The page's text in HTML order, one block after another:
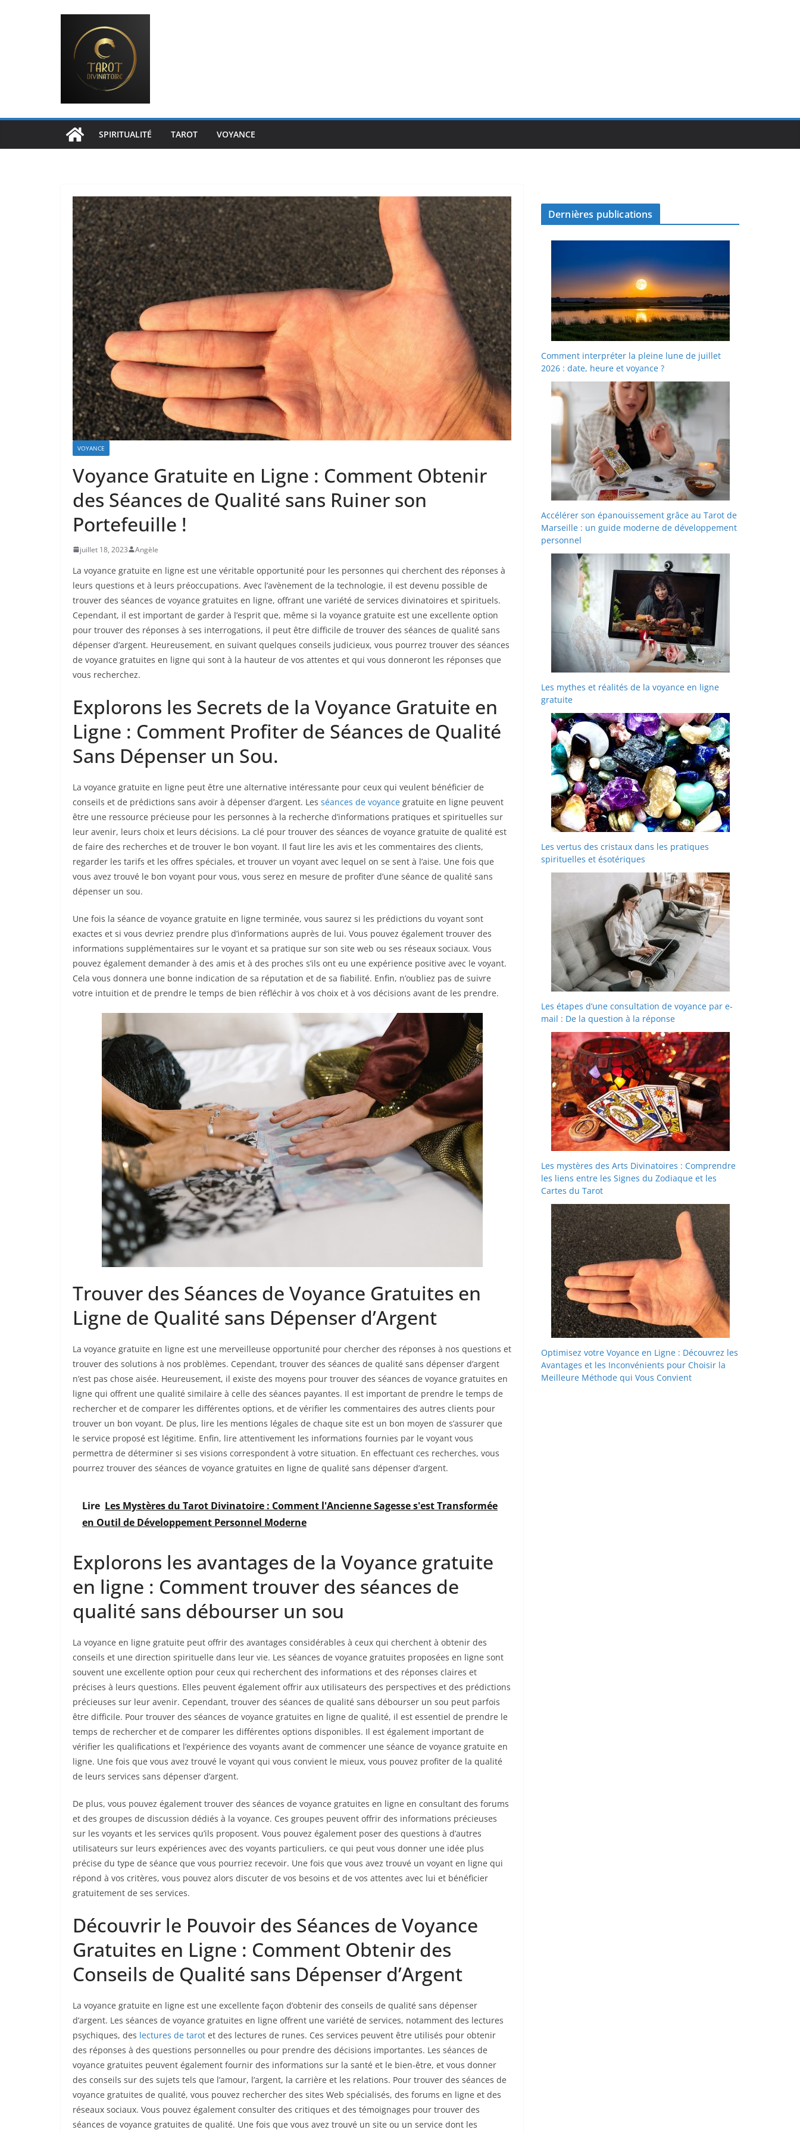
SPIRITUALITÉ TAROT VOYANCE
VOYANCE
Voyance Gratuite en Ligne : Comment Obtenir
des Séances de Qualité sans Ruiner son
Portefeuille !
juillet 18, 2023 Angèle
La voyance gratuite en ligne est une véritable opportunité pour les personnes qui cherchent des réponses à
leurs questions et à leurs préoccupations. Avec l’avènement de la technologie, il est devenu possible de
trouver des séances de voyance gratuites en ligne, offrant une variété de services divinatoires et spirituels.
Cependant, il est important de garder à l’esprit que, même si la voyance gratuite est une excellente option
pour trouver des réponses à ses interrogations, il peut être difficile de trouver des séances de qualité sans
dépenser d’argent. Heureusement, en suivant quelques conseils judicieux, vous pourrez trouver des séances
de voyance gratuites en ligne qui sont à la hauteur de vos attentes et qui vous donneront les réponses que
vous recherchez.
Explorons les Secrets de la Voyance Gratuite en
Ligne : Comment Profiter de Séances de Qualité
Sans Dépenser un Sou.
La voyance gratuite en ligne peut être une alternative intéressante pour ceux qui veulent bénéficier de
conseils et de prédictions sans avoir à dépenser d’argent. Les séances de voyance gratuite en ligne peuvent
être une ressource précieuse pour les personnes à la recherche d’informations pratiques et spirituelles sur
leur avenir, leurs choix et leurs décisions. La clé pour trouver des séances de voyance gratuite de qualité est
de faire des recherches et de trouver le bon voyant. Il faut lire les avis et les commentaires des clients,
regarder les tarifs et les offres spéciales, et trouver un voyant avec lequel on se sent à l’aise. Une fois que
vous avez trouvé le bon voyant pour vous, vous serez en mesure de profiter d’une séance de qualité sans
dépenser un sou.
Une fois la séance de voyance gratuite en ligne terminée, vous saurez si les prédictions du voyant sont
exactes et si vous devriez prendre plus d’informations auprès de lui. Vous pouvez également trouver des
informations supplémentaires sur le voyant et sa pratique sur son site web ou ses réseaux sociaux. Vous
pouvez également demander à des amis et à des proches s’ils ont eu une expérience positive avec le voyant.
Cela vous donnera une bonne indication de sa réputation et de sa fiabilité. Enfin, n’oubliez pas de suivre
votre intuition et de prendre le temps de bien réfléchir à vos choix et à vos décisions avant de les prendre.
Trouver des Séances de Voyance Gratuites en
Ligne de Qualité sans Dépenser d’Argent
La voyance gratuite en ligne est une merveilleuse opportunité pour chercher des réponses à nos questions et
trouver des solutions à nos problèmes. Cependant, trouver des séances de qualité sans dépenser d’argent
n’est pas chose aisée. Heureusement, il existe des moyens pour trouver des séances de voyance gratuites en
ligne qui offrent une qualité similaire à celle des séances payantes. Il est important de prendre le temps de
rechercher et de comparer les différentes options, et de vérifier les commentaires des autres clients pour
trouver un bon voyant. De plus, lire les mentions légales de chaque site est un bon moyen de s’assurer que
le service proposé est légitime. Enfin, lire attentivement les informations fournies par le voyant vous
permettra de déterminer si ses visions correspondent à votre situation. En effectuant ces recherches, vous
pourrez trouver des séances de voyance gratuites en ligne de qualité sans dépenser d’argent.
Lire Les Mystères du Tarot Divinatoire : Comment l'Ancienne Sagesse s'est Transformée
en Outil de Développement Personnel Moderne
Explorons les avantages de la Voyance gratuite
en ligne : Comment trouver des séances de
qualité sans débourser un sou
La voyance en ligne gratuite peut offrir des avantages considérables à ceux qui cherchent à obtenir des
conseils et une direction spirituelle dans leur vie. Les séances de voyance gratuites proposées en ligne sont
souvent une excellente option pour ceux qui recherchent des informations et des réponses claires et
précises à leurs questions. Elles peuvent également offrir aux utilisateurs des perspectives et des prédictions
précieuses sur leur avenir. Cependant, trouver des séances de qualité sans débourser un sou peut parfois
être difficile. Pour trouver des séances de voyance gratuites en ligne de qualité, il est essentiel de prendre le
temps de rechercher et de comparer les différentes options disponibles. Il est également important de
vérifier les qualifications et l’expérience des voyants avant de commencer une séance de voyance gratuite en
ligne. Une fois que vous avez trouvé le voyant qui vous convient le mieux, vous pouvez profiter de la qualité
de leurs services sans dépenser d’argent.
De plus, vous pouvez également trouver des séances de voyance gratuites en ligne en consultant des forums
et des groupes de discussion dédiés à la voyance. Ces groupes peuvent offrir des informations précieuses
sur les voyants et les services qu’ils proposent. Vous pouvez également poser des questions à d’autres
utilisateurs sur leurs expériences avec des voyants particuliers, ce qui peut vous donner une idée plus
précise du type de séance que vous pourriez recevoir. Une fois que vous avez trouvé un voyant en ligne qui
répond à vos critères, vous pouvez alors discuter de vos besoins et de vos attentes avec lui et bénéficier
gratuitement de ses services.
Découvrir le Pouvoir des Séances de Voyance
Gratuites en Ligne : Comment Obtenir des
Conseils de Qualité sans Dépenser d’Argent
La voyance gratuite en ligne est une excellente façon d’obtenir des conseils de qualité sans dépenser
d’argent. Les séances de voyance gratuites en ligne offrent une variété de services, notamment des lectures
psychiques, des lectures de tarot et des lectures de runes. Ces services peuvent être utilisés pour obtenir
des réponses à des questions personnelles ou pour prendre des décisions importantes. Les séances de
voyance gratuites peuvent également fournir des informations sur la santé et le bien-être, et vous donner
des conseils sur des sujets tels que l’amour, l’argent, la carrière et les relations. Pour trouver des séances de
voyance gratuites de qualité, vous pouvez rechercher des sites Web spécialisés, des forums en ligne et des
réseaux sociaux. Vous pouvez également consulter des critiques et des témoignages pour trouver des
séances de voyance gratuites de qualité. Une fois que vous avez trouvé un site ou un service dont les
Dernières publications
Comment interpréter la pleine lune de juillet
2026 : date, heure et voyance ?
Accélérer son épanouissement grâce au Tarot de
Marseille : un guide moderne de développement
personnel
Les mythes et réalités de la voyance en ligne
gratuite
Les vertus des cristaux dans les pratiques
spirituelles et ésotériques
Les étapes d’une consultation de voyance par e-
mail : De la question à la réponse
Les mystères des Arts Divinatoires : Comprendre
les liens entre les Signes du Zodiaque et les
Cartes du Tarot
Optimisez votre Voyance en Ligne : Découvrez les
Avantages et les Inconvénients pour Choisir la
Meilleure Méthode qui Vous Convient